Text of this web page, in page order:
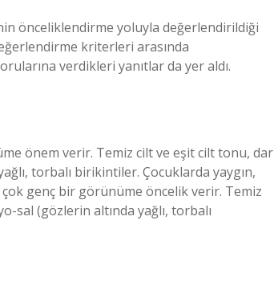
önceliklendirme yoluyla değerlendirildiği
kriterleri arasında
verdikleri yanıtlar da yer aldı.
önem verir. Temiz cilt ve eşit cilt tonu, dar
torbalı birikintiler. Çocuklarda yaygın,
genç bir görünüme öncelik verir. Temiz
sal (gözlerin altında yağlı, torbalı